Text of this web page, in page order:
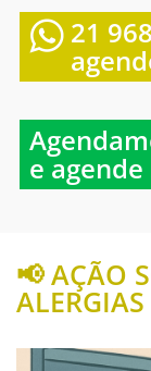
21
e agende
📢 AÇÃO